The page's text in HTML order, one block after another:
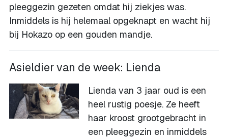
pleeggezin gezeten omdat hij ziekjes was.
Inmiddels is hij helemaal opgeknapt en wacht hij
bij Hokazo op een gouden mandje.
Asieldier van de week: Lienda
Lienda van 3 jaar oud is een
heel rustig poesje. Ze heeft
haar kroost grootgebracht in
een pleeggezin en inmiddels